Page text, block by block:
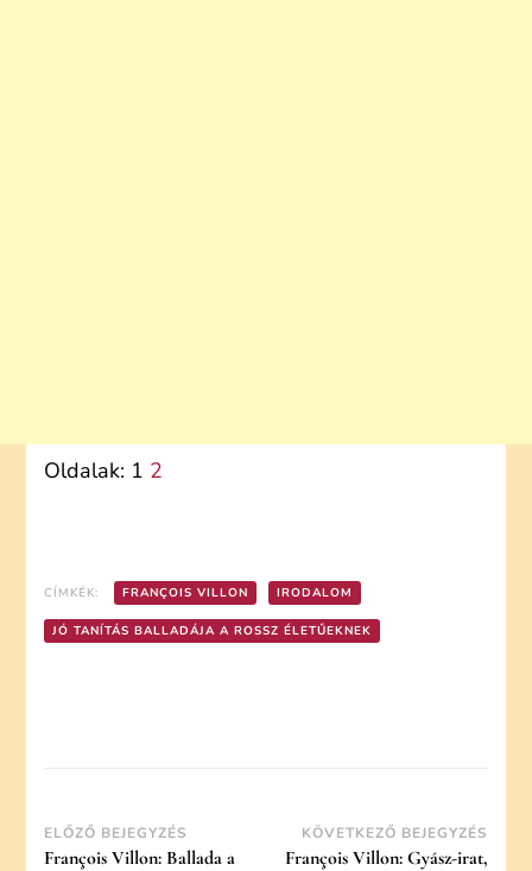
Oldalak: 1 2
CÍMKÉK: FRANÇOIS VILLON IRODALOM
JÓ TANÍTÁS BALLADÁJA A ROSSZ ÉLETŰEKNEK
Post
ELŐZŐ BEJEGYZÉS
François Villon: Ballada a
KÖVETKEZŐ BEJEGYZÉS
François Villon: Gyász-irat,